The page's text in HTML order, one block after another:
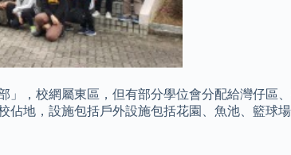
，校網屬東區，但有部分學位會分配給灣仔區
地，設施包括戶外設施包括花園、魚池、籃球